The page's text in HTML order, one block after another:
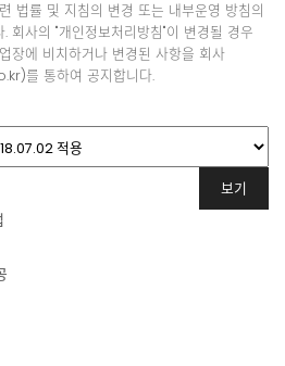
법률 및 지침의 변경 또는 내부운영 방침의
회사의 "개인정보처리방침"이 변경될 경우
장에 비치하거나 변경된 사항을 회사
를 통하여 공지합니다.